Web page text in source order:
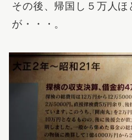
その後、帰国し５万人
が・・・。